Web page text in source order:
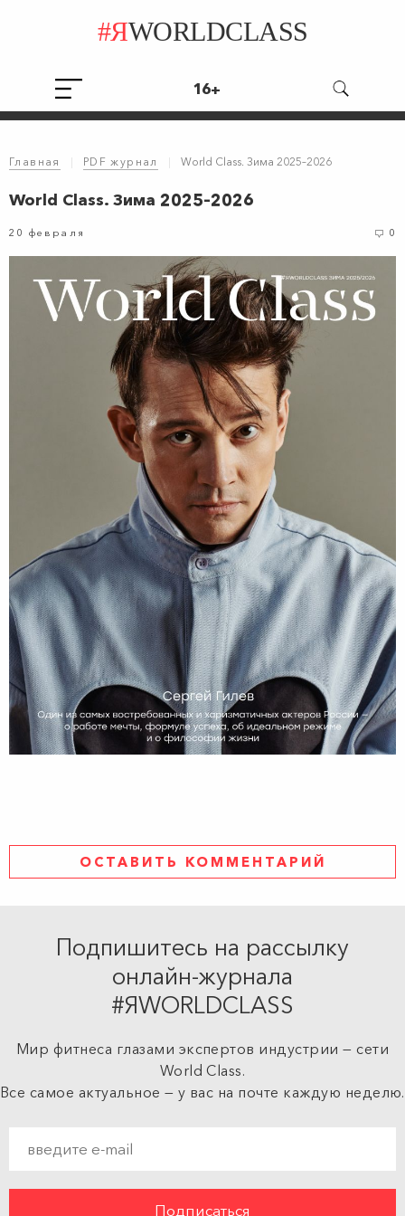
#ЯWORLDCLASS
16+
Главная | PDF журнал | World Class. Зима 2025–2026
World Class. Зима 2025–2026
20 февраля 0
ОСТАВИТЬ КОММЕНТАРИЙ
Подпишитесь на рассылку
онлайн-журнала
#ЯWORLDCLASS
Мир фитнеса глазами экспертов индустрии — сети
World Class.
Все самое актуальное — у вас на почте каждую неделю.